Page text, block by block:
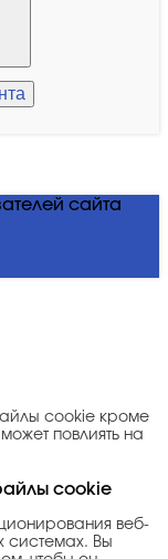
сайта
cookie кроме
повлиять на
cookie
веб-
системах. Вы